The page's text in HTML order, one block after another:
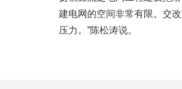
建电网的空间非常有限。交
压力。”陈松涛说。